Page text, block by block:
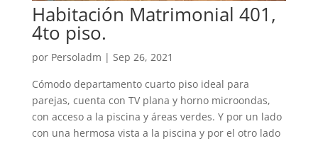
Habitación Matrimonial 401,
4to piso.
por Persoladm | Sep 26, 2021
Cómodo departamento cuarto piso ideal para
parejas, cuenta con TV plana y horno microondas,
con acceso a la piscina y áreas verdes. Y por un lado
con una hermosa vista a la piscina y por el otro lado